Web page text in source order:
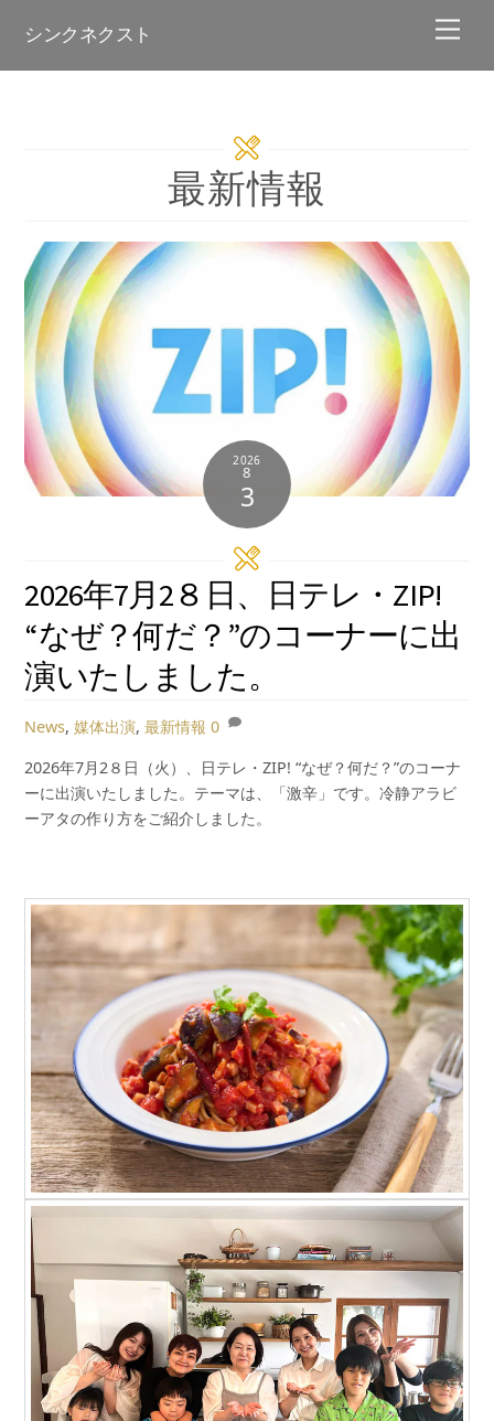
シンクネクスト
最新情報
2026
8
3
2026年7月2８日、日テレ・ZIP!
“なぜ？何だ？”のコーナーに出
演いたしました。
News,媒体出演,最新情報 0
2026年7月2８日（火）、日テレ・ZIP! “なぜ？何だ？”のコーナ
ーに出演いたしました。テーマは、「激辛」です。冷静アラビ
ーアタの作り方をご紹介しました。